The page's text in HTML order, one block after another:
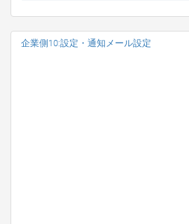
企業側10:設定・通知メール設定